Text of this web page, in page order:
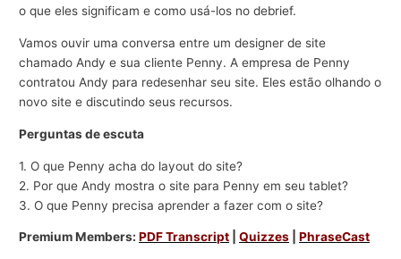
o que eles significam e como usá-los no debrief.
Vamos ouvir uma conversa entre um designer de site
chamado Andy e sua cliente Penny. A empresa de Penny
contratou Andy para redesenhar seu site. Eles estão olhando o
novo site e discutindo seus recursos.
Perguntas de escuta
1. O que Penny acha do layout do site?
2. Por que Andy mostra o site para Penny em seu tablet?
3. O que Penny precisa aprender a fazer com o site?
Premium Members:PDF Transcript |Quizzes |PhraseCast